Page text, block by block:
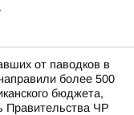
от паводков в
более 500
бюджета,
Правительства ЧР